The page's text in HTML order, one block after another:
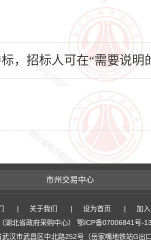
招标人可在“需要说明
市州交易中心
| 关于我们 | 设为首页 |
加
湖北省政府采购中心） 鄂ICP备07006841号-
汉市武昌区中北路252号（岳家嘴地铁站G出口